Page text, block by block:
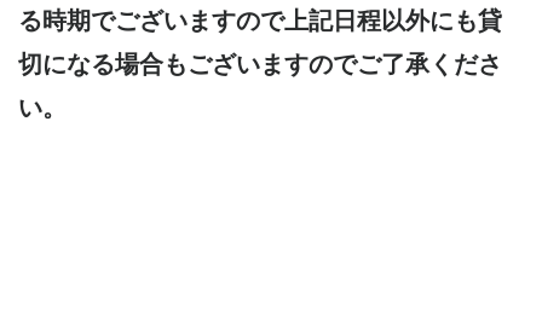
る時期でございますので上記日程以外にも貸
切になる場合もございますのでご了承くださ
い。